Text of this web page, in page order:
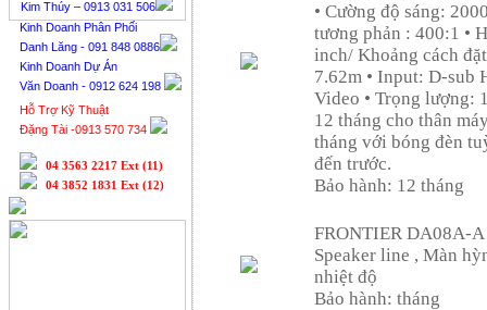
Kim Thúy – 0913 031 506
Kinh Doanh Phân Phối
Danh Lăng - 091 848 0886
Kinh Doanh Dự Án
Văn Doanh - 0912 624 198
Hỗ Trợ Kỹ Thuật
Đặng Tài -0913 570 734
04 3563 2217 Ext (11)
04 3852 1831 Ext (12)
• Cường độ sáng:
tương phản : 400:1 •
inch/ Khoảng cách
7.62m • Input: D-sub
Video • Trọng lượng:
12 tháng cho thân
tháng với bóng đèn
đến trước.
Bảo hành: 12 tháng
FRONTIER DA08A-
Speaker line , Màn
nhiệt độ
Bảo hành: tháng